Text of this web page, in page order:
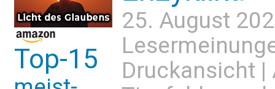
Top-15
25. August
Druckansicht |